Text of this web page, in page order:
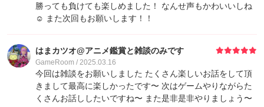
勝っても負けても楽しめました！ なんせ声もかわいいしね
☺️ また次回もお願いします！！
はまカツオ@アニメ鑑賞と雑談のみです
GameRoom / 2025.03.16
今回は雑談をお願いしました たくさん楽しいお話をして頂
きまして最高に楽しかったです〜 次はゲームやりながらた
くさんお話ししたいですね〜 また是非是非やりましょう〜